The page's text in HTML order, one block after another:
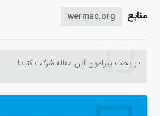
منابع wermac.org
در بحث‌‌ پیرامون این مقاله شرکت کنید!